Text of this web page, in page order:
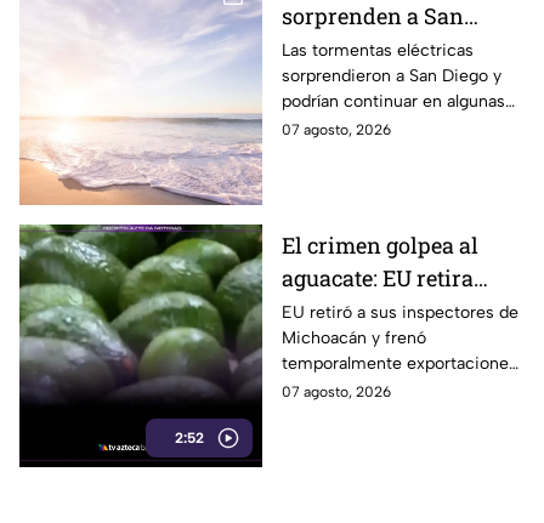
sorprenden a San
Diego; autoridades
advierten que
continuarán durante el
fin de semana
Las tormentas eléctricas
sorprendieron a San Diego y
podrían continuar en algunas
zonas durante el fin de
07 agosto, 2026
2:52
El crimen golpea al
aguacate: EU retira
inspectores y suspende
temporalmente
exportaciones
EU retiró a sus inspectores de
Michoacán y frenó
temporalmente exportaciones
de aguacate ante la
07 agosto, 2026